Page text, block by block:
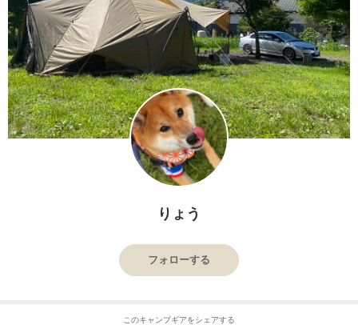
りょう
フォローする
このキャンプギアをシェアする